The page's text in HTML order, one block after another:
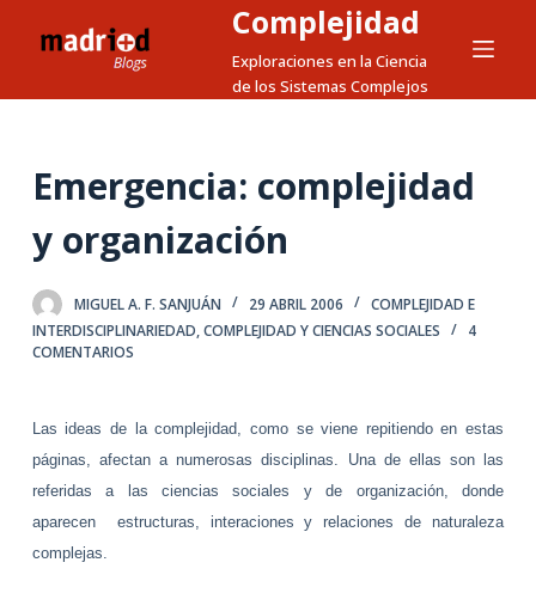
o
n
n
d
o
Complejidad
Exploraciones en la Ciencia
de los Sistemas Complejos
Emergencia: complejidad
y organización
MIGUEL A. F. SANJUÁN 29 ABRIL 2006
COMPLEJIDAD E
INTERDISCIPLINARIEDAD,COMPLEJIDAD Y CIENCIAS SOCIALES
4
COMENTARIOS
Las ideas de la complejidad, como se viene repitiendo en estas
páginas, afectan a numerosas disciplinas. Una de ellas son las
referidas a las ciencias sociales y de organización, donde
aparecen estructuras, interaciones y relaciones de naturaleza
complejas.